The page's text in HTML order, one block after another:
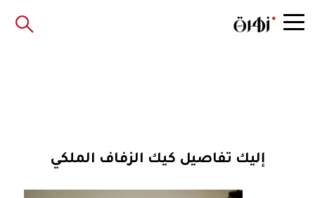
إليك تفاصيل كيك الزفاف الملكي